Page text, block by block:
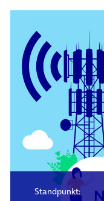
Standpunkt: